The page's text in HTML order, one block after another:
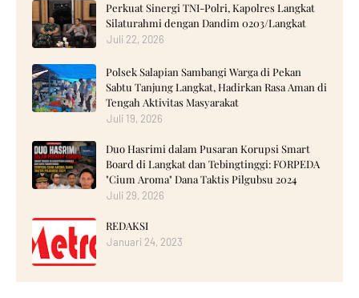
Perkuat Sinergi TNI-Polri, Kapolres Langkat
Silaturahmi dengan Dandim 0203/Langkat
Juli 22, 2026
Polsek Salapian Sambangi Warga di Pekan
Sabtu Tanjung Langkat, Hadirkan Rasa Aman di
Tengah Aktivitas Masyarakat
Juli 19, 2026
‎Duo Hasrimi dalam Pusaran Korupsi Smart
Board di Langkat dan Tebingtinggi: FORPEDA
"Cium Aroma" Dana Taktis Pilgubsu 2024 ‎
Juli 29, 2026
REDAKSI
Januari 24, 2023